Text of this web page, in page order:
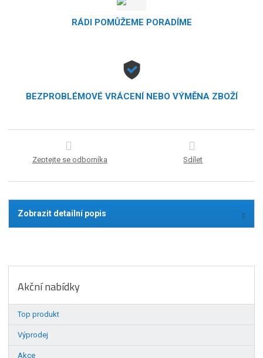
RÁDI POMŮŽEME PORADÍME
BEZPROBLÉMOVÉ VRÁCENÍ NEBO VÝMĚNA ZBOŽÍ
Zeptejte se odborníka Sdílet
Zobrazit detailní popis
Akční nabídky
Top produkt
Výprodej
Akce